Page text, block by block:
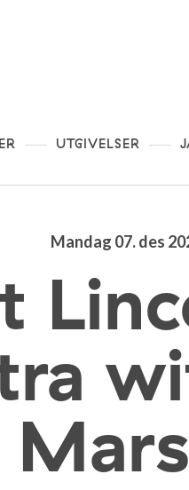
UTGIVELSER
Mandag 07. des